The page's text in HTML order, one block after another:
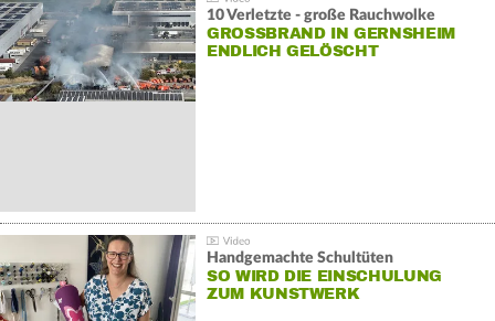
10 Verletzte - große Rauchwolke
GROSSBRAND IN GERNSHEIM E
NDLICH GELÖSCHT
Handgemachte Schultüten
SO WIRD DIE EINSCHULUNG
ZUM KUNSTWERK